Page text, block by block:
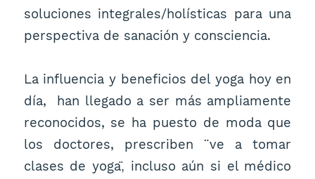
soluciones integrales/holísticas para una
perspectiva de sanación y consciencia.
La influencia y beneficios del yoga hoy en
día, han llegado a ser más ampliamente
reconocidos, se ha puesto de moda que
los doctores, prescriben ¨ve a tomar
clases de yoga,̈ incluso aún si el médico